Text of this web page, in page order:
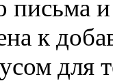
письма
к